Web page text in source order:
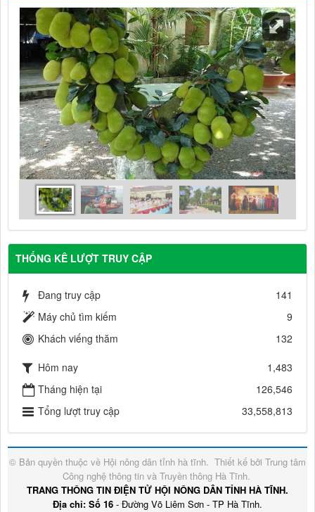
THỐNG KÊ LƯỢT TRUY CẬP
Đang truy cập
141
Máy chủ tìm kiếm
9
Khách viếng thăm
132
Hôm nay
1,483
Tháng hiện tại
126,546
Tổng lượt truy cập
33,558,813
© Bản quyền thuộc về Hội nông dân tỉnh hà tĩnh. Thiết kế bởi Trung tâm
Công nghệ thông tin và Truyền thông Hà Tĩnh.
TRANG THÔNG TIN ĐIỆN TỬ HỘI NÔNG DÂN TỈNH HÀ TĨNH.
Địa chỉ: Số 16 - Đường Võ Liêm Sơn - TP Hà Tĩnh.